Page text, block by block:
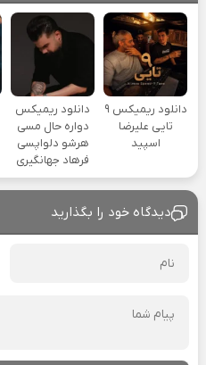
دانلود ریمیکس ۹
تایی علیرضا
اسپید
دانلود ریمیکس
دواره حال مسی
هرشو دلواپسی
فرهاد جهانگیری
دیدگاه خود را بگذارید